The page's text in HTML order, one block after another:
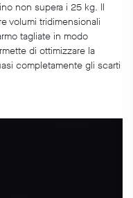
non supera i 25 kg. Il
volumi tridimensionali
tagliate in modo
di ottimizzare la
completamente gli scarti